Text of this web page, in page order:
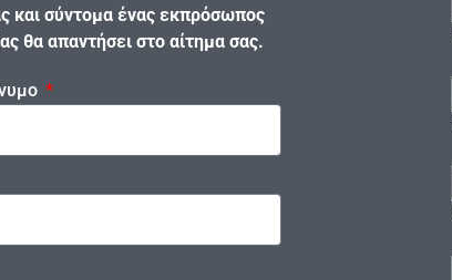
και σύντομα ένας εκπρόσωπος
θα απαντήσει στο αίτημα σας.